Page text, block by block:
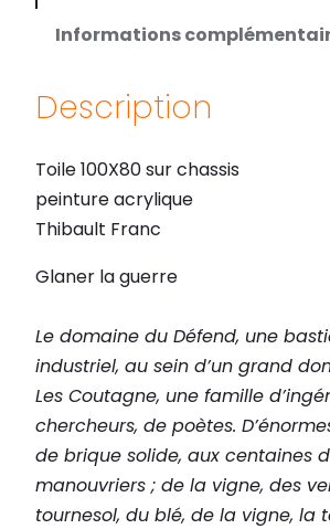
o
r
e
e
t
é
e
s
T
Informations
Description
Toile 100X80 sur chassis
peinture acrylique
Thibault Franc
Glaner la guerre
Le domaine du Défend, une
industriel, au sein d’un grand
Les Coutagne, une famille
chercheurs, de poètes.
de brique solide, aux centaines
manouvriers ; de la vigne, des
tournesol, du blé, de la vigne, la